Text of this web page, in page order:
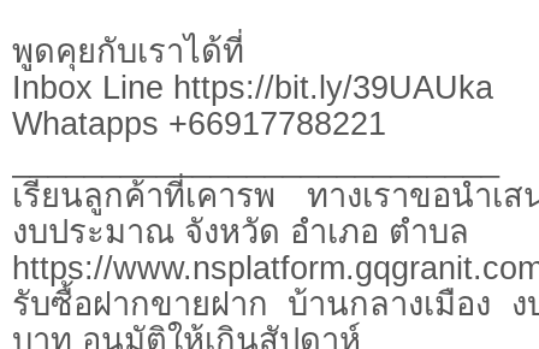
พูดคุยกับเราได้ที่
Inbox Line https://bit.ly/39UAUka
Whatapps +66917788221
เรียนลูกค้าที่เคารพ ทางเราขอนำเ
งบประมาณ จังหวัด อำเภอ ตำบล
https://
รับซื้อฝากขายฝาก บ้านกลางเมือง
บาท อนุมัติให้เกินสัปดาห์